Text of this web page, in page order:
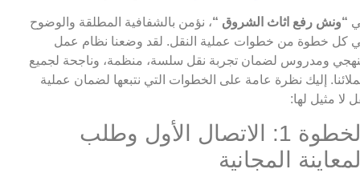
“ونش رفع اثاث الشروق “، نؤمن بالشفافية المطلقة والوضوح
كل خطوة من خطوات عملية النقل. لقد وضعنا نظام عمل
ومدروس لضمان تجربة نقل سلسة، منظمة، وناجحة لجميع
إليك نظرة عامة على الخطوات التي نتبعها لضمان عملية
لا مثيل لها:
الخطوة 1: الاتصال الأول وطلب
المجانية